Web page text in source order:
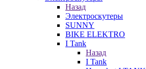
Назад
Электроскутеры
SUNNY
BIKE ELEKTRO
I Tank
Назад
I Tank